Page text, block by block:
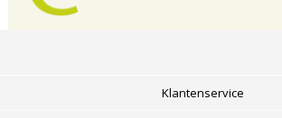
Klantenservice